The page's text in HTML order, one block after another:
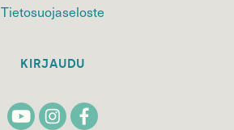
Tietosuojaseloste
KIRJAUDU